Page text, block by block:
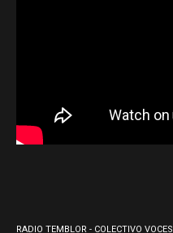
RADIO TEMBLOR - COLECTIVO VOCES